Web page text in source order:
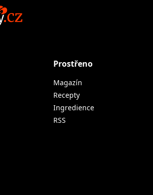
Prostřeno
Magazín
Recepty
Ingredience
RSS